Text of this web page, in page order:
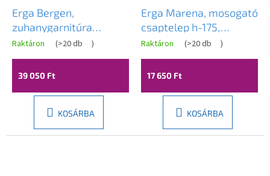
Erga Bergen,
zuhanygarnitúra
esőfejjel 25cm, fekete
matt, ERG-YKA-
BP.BERGEN 25 BLK
Raktáron (>20 db )
39 050 Ft
KOSÁRBA
Erga Marena, mosogató
csaptelep h-175,
sárgaréz, ERG-YKA-
BU.MARENA-GLD
Raktáron (>20 db )
17 650 Ft
KOSÁRBA